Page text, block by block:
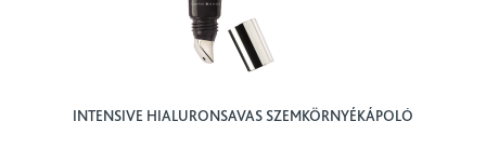
INTENSIVE HIALURONSAVAS SZEMKÖRNYÉKÁPOLÓ